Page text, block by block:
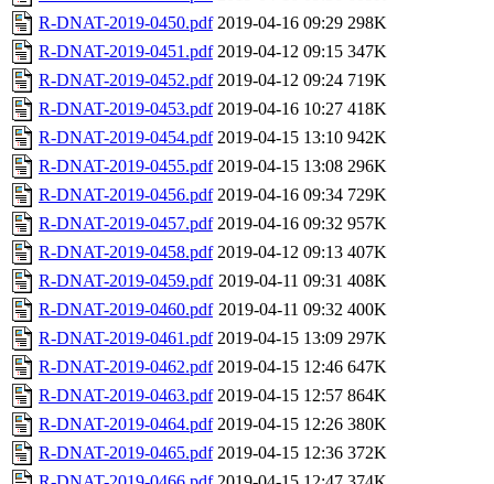
R-DNAT-2019-0450.pdf 2019-04-16 09:29 298K
R-DNAT-2019-0451.pdf 2019-04-12 09:15 347K
R-DNAT-2019-0452.pdf 2019-04-12 09:24 719K
R-DNAT-2019-0453.pdf 2019-04-16 10:27 418K
R-DNAT-2019-0454.pdf 2019-04-15 13:10 942K
R-DNAT-2019-0455.pdf 2019-04-15 13:08 296K
R-DNAT-2019-0456.pdf 2019-04-16 09:34 729K
R-DNAT-2019-0457.pdf 2019-04-16 09:32 957K
R-DNAT-2019-0458.pdf 2019-04-12 09:13 407K
R-DNAT-2019-0459.pdf 2019-04-11 09:31 408K
R-DNAT-2019-0460.pdf 2019-04-11 09:32 400K
R-DNAT-2019-0461.pdf 2019-04-15 13:09 297K
R-DNAT-2019-0462.pdf 2019-04-15 12:46 647K
R-DNAT-2019-0463.pdf 2019-04-15 12:57 864K
R-DNAT-2019-0464.pdf 2019-04-15 12:26 380K
R-DNAT-2019-0465.pdf 2019-04-15 12:36 372K